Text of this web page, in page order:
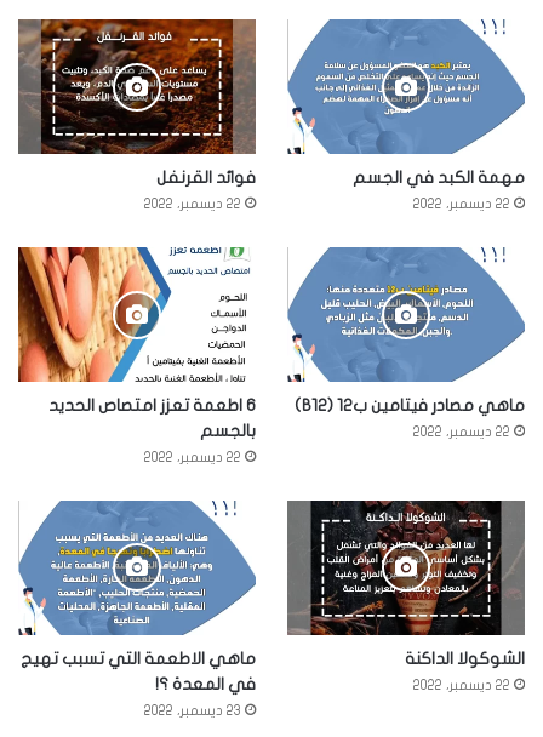
مهمة الكبد في الجسم
22 ديسمبر، 2022
فوائد القرنفل
22 ديسمبر، 2022
ماهي مصادر فيتامين ب12 (B12)
22 ديسمبر، 2022
6 اطعمة تعزز امتصاص الحديد
بالجسم
22 ديسمبر، 2022
الشوكولا الداكنة
22 ديسمبر، 2022
ماهي الاطعمة التي تسبب تهيج
في المعدة ؟!
23 ديسمبر، 2022